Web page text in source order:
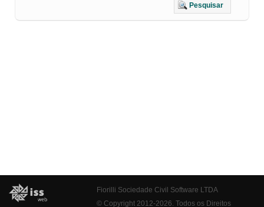
Pesquisar
Fiorilli Sociedade Civil Software LTDA
© Copyright 2012-2026. Todos os Direitos